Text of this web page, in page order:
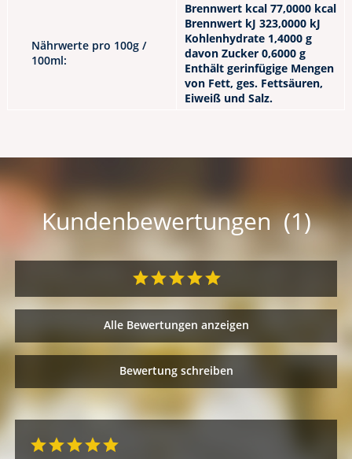
Nährwerte pro 100g /
100ml:
Brennwert kcal 77,0000 kcal
Brennwert kJ 323,0000 kJ
Kohlenhydrate 1,4000 g
davon Zucker 0,6000 g
Enthält gerinfügige Mengen
von Fett, ges. Fettsäuren,
Eiweiß und Salz.
Kundenbewertungen (1)
Alle Bewertungen anzeigen
Bewertung schreiben